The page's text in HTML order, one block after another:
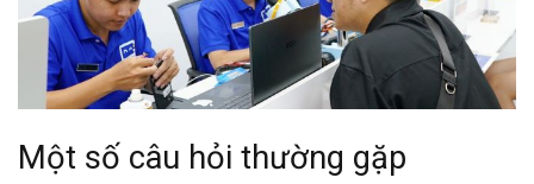
Một số câu hỏi thường gặp